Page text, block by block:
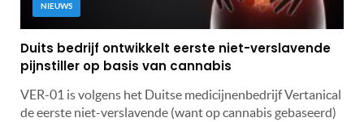
NIEUWS
Duits bedrijf ontwikkelt eerste niet-verslavende
pijnstiller op basis van cannabis
VER-01 is volgens het Duitse medicijnenbedrijf Vertanical
de eerste niet-verslavende (want op cannabis gebaseerd)